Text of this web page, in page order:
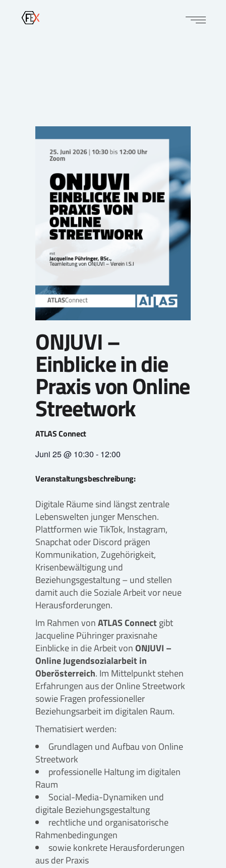
ONJUVI –
Einblicke in die
Praxis von Online
Streetwork
ATLAS Connect
Juni 25@ 10:30 - 12:00
Veranstaltungsbeschreibung:
Digitale Räume sind längst zentrale
Lebenswelten junger Menschen.
Plattformen wie TikTok, Instagram,
Snapchat oder Discord prägen
Kommunikation, Zugehörigkeit,
Krisenbewältigung und
Beziehungsgestaltung – und stellen
damit auch die Soziale Arbeit vor neue
Herausforderungen.
Im Rahmen vonATLAS Connect gibt
Jacqueline Pühringer praxisnahe
Einblicke in die Arbeit vonONJUVI –
Online Jugendsozialarbeit in
Oberösterreich. Im Mittelpunkt stehen
Erfahrungen aus der Online Streetwork
sowie Fragen professioneller
Beziehungsarbeit im digitalen Raum.
Thematisiert werden:
Grundlagen und Aufbau von Online
Streetwork
professionelle Haltung im digitalen
Raum
Social-Media-Dynamiken und
digitale Beziehungsgestaltung
rechtliche und organisatorische
Rahmenbedingungen
sowie konkrete Herausforderungen
aus der Praxis